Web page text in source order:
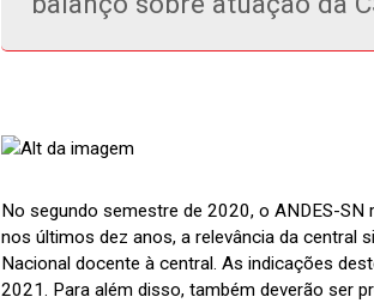
No segundo semestre de 2020, o ANDES-
nos últimos dez anos, a relevância da central
Nacional docente à central. As indicações
2021. Para além disso, também deverão ser